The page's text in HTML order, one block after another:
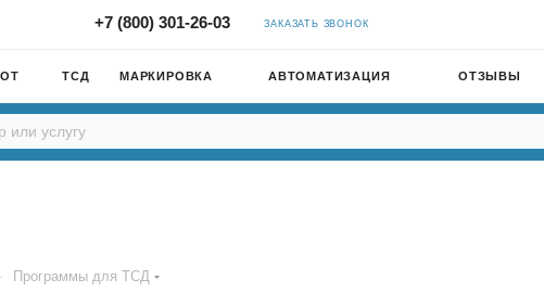
+7 (800) 301-26-03 ЗАКАЗАТЬ ЗВОНОК
ТСД МАРКИРОВКА АВТОМАТИЗАЦИЯ ОТЗЫВЫ
Программы для ТСД